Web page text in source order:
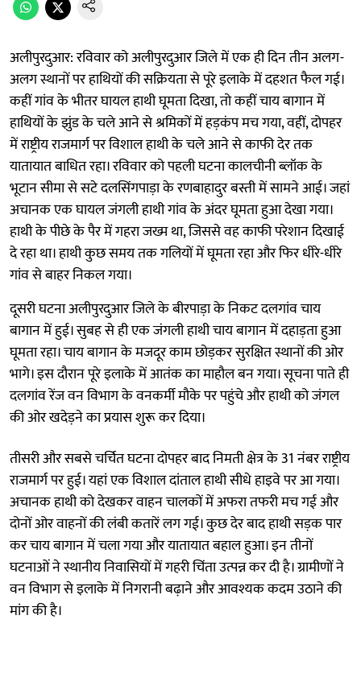
अलीपुरदुआर: रविवार को अलीपुरदुआर जिले में एक ही दिन तीन अलग-
अलग स्थानों पर हाथियों की सक्रियता से पूरे इलाके में दहशत फैल गई।
कहीं गांव के भीतर घायल हाथी घूमता दिखा, तो कहीं चाय बागान में
हाथियों के झुंड के चले आने से श्रमिकों में हड़कंप मच गया, वहीं, दोपहर
में राष्ट्रीय राजमार्ग पर विशाल हाथी के चले आने से काफी देर तक
यातायात बाधित रहा। रविवार को पहली घटना कालचीनी ब्लॉक के
भूटान सीमा से सटे दलसिंगपाड़ा के रणबाहादुर बस्ती में सामने आई। जहां
अचानक एक घायल जंगली हाथी गांव के अंदर घूमता हुआ देखा गया।
हाथी के पीछे के पैर में गहरा जख्म था, जिससे वह काफी परेशान दिखाई
दे रहा था। हाथी कुछ समय तक गलियों में घूमता रहा और फिर धीरे-धीरे
गांव से बाहर निकल गया।
दूसरी घटना अलीपुरदुआर जिले के बीरपाड़ा के निकट दलगांव चाय
बागान में हुई। सुबह से ही एक जंगली हाथी चाय बागान में दहाड़ता हुआ
घूमता रहा। चाय बागान के मजदूर काम छोड़कर सुरक्षित स्थानों की ओर
भागे। इस दौरान पूरे इलाके में आतंक का माहौल बन गया। सूचना पाते ही
दलगांव रेंज वन विभाग के वनकर्मी मौके पर पहुंचे और हाथी को जंगल
की ओर खदेड़ने का प्रयास शुरू कर दिया।
तीसरी और सबसे चर्चित घटना दोपहर बाद निमती क्षेत्र के 31 नंबर राष्ट्रीय
राजमार्ग पर हुई। यहां एक विशाल दांताल हाथी सीधे हाइवे पर आ गया।
अचानक हाथी को देखकर वाहन चालकों में अफरा तफरी मच गई और
दोनों ओर वाहनों की लंबी कतारें लग गई। कुछ देर बाद हाथी सड़क पार
कर चाय बागान में चला गया और यातायात बहाल हुआ। इन तीनों
घटनाओं ने स्थानीय निवासियों में गहरी चिंता उत्पन्न कर दी है। ग्रामीणों ने
वन विभाग से इलाके में निगरानी बढ़ाने और आवश्यक कदम उठाने की
मांग की है।